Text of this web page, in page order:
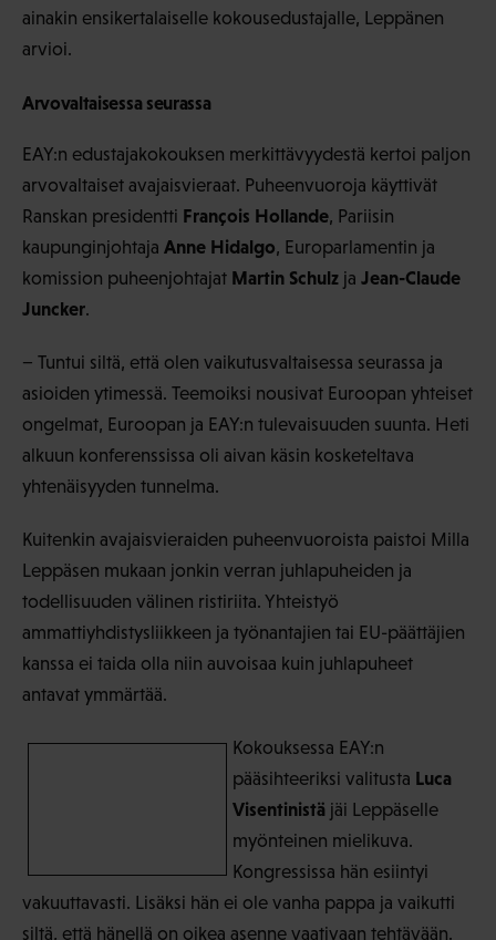
ainakin ensikertalaiselle kokousedustajalle, Leppänen
arvioi.
Arvovaltaisessa seurassa
EAY:n edustajakokouksen merkittävyydestä kertoi paljon
arvovaltaiset avajaisvieraat. Puheenvuoroja käyttivät
Ranskan presidentti François Hollande, Pariisin
kaupunginjohtaja Anne Hidalgo, Europarlamentin ja
komission puheenjohtajat Martin Schulz ja Jean-Claude
Juncker.
− Tuntui siltä, että olen vaikutusvaltaisessa seurassa ja
asioiden ytimessä. Teemoiksi nousivat Euroopan yhteiset
ongelmat, Euroopan ja EAY:n tulevaisuuden suunta. Heti
alkuun konferenssissa oli aivan käsin kosketeltava
yhtenäisyyden tunnelma.
Kuitenkin avajaisvieraiden puheenvuoroista paistoi Milla
Leppäsen mukaan jonkin verran juhlapuheiden ja
todellisuuden välinen ristiriita. Yhteistyö
ammattiyhdistysliikkeen ja työnantajien tai EU-päättäjien
kanssa ei taida olla niin auvoisaa kuin juhlapuheet
antavat ymmärtää.
Kokouksessa EAY:n
pääsihteeriksi valitusta Luca
Visentinistä jäi Leppäselle
myönteinen mielikuva.
Kongressissa hän esiintyi
vakuuttavasti. Lisäksi hän ei ole vanha pappa ja vaikutti
siltä, että hänellä on oikea asenne vaativaan tehtävään.